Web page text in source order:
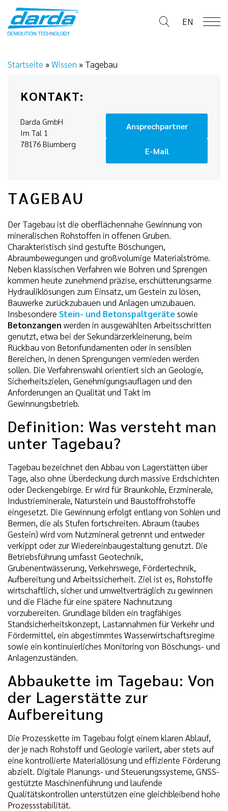
content
EN
Startseite »Wissen » Tagebau
KONTAKT:
Darda GmbH
Im Tal 1
78176 Blumberg
Ansprechpartner
E-Mail
TAGEBAU
Der Tagebau ist die oberflächennahe Gewinnung von
mineralischen Rohstoffen in offenen Gruben.
Charakteristisch sind gestufte Böschungen,
Abraumbewegungen und großvolumige Materialströme.
Neben klassischen Verfahren wie Bohren und Sprengen
kommen heute zunehmend präzise, erschütterungsarme
Hydrauliklösungen zum Einsatz, um Gestein zu lösen,
Bauwerke zurückzubauen und Anlagen umzubauen.
Insbesondere Stein- und Betonspaltgeräte sowie
Betonzangen werden in ausgewählten Arbeitsschritten
genutzt, etwa bei der Sekundärzerkleinerung, beim
Rückbau von Betonfundamenten oder in sensiblen
Bereichen, in denen Sprengungen vermieden werden
sollen. Die Verfahrenswahl orientiert sich an Geologie,
Sicherheitszielen, Genehmigungsauflagen und den
Anforderungen an Qualität und Takt im
Gewinnungsbetrieb.
Definition: Was versteht man
unter Tagebau?
Tagebau bezeichnet den Abbau von Lagerstätten über
Tage, also ohne Überdeckung durch massive Erdschichten
oder Deckengebirge. Er wird für Braunkohle, Erzminerale,
Industrieminerale, Naturstein und Baustoffrohstoffe
eingesetzt. Die Gewinnung erfolgt entlang von Sohlen und
Bermen, die als Stufen fortschreiten. Abraum (taubes
Gestein) wird vom Nutzmineral getrennt und entweder
verkippt oder zur Wiedereinbaugestaltung genutzt. Die
Betriebsführung umfasst Geotechnik,
Grubenentwässerung, Verkehrswege, Fördertechnik,
Aufbereitung und Arbeitssicherheit. Ziel ist es, Rohstoffe
wirtschaftlich, sicher und umweltverträglich zu gewinnen
und die Fläche für eine spätere Nachnutzung
vorzubereiten. Grundlage bilden ein tragfähiges
Standsicherheitskonzept, Lastannahmen für Verkehr und
Fördermittel, ein abgestimmtes Wasserwirtschaftsregime
sowie ein kontinuierliches Monitoring von Böschungs- und
Anlagenzuständen.
Abbaukette im Tagebau: Von
der Lagerstätte zur
Aufbereitung
Die Prozesskette im Tagebau folgt einem klaren Ablauf,
der je nach Rohstoff und Geologie variiert, aber stets auf
eine kontrollierte Materiallösung und effiziente Förderung
abzielt. Digitale Planungs- und Steuerungssysteme, GNSS-
gestützte Maschinenführung und laufende
Qualitätskontrollen unterstützen eine gleichbleibend hohe
Prozessstabilität.